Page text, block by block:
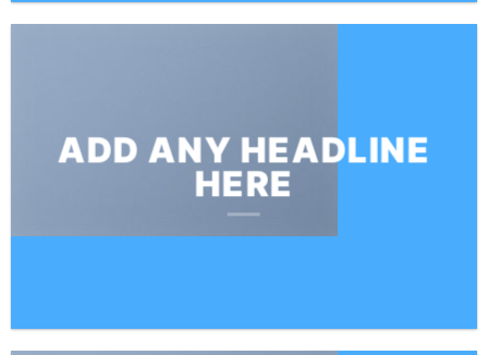
ADD ANY HEADLINE
HERE